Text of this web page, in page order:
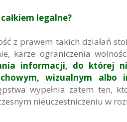
legalne?
z prawem takich działań
karze ograniczenia
informacji, do której
wizualnym albo
wypełnia zatem ten,
nieuczestniczeniu w